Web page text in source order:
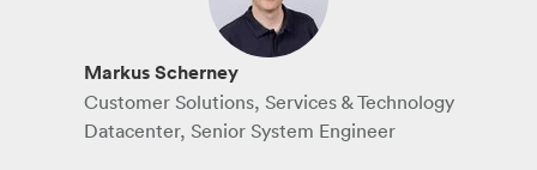
Markus Scherney
Customer Solutions, Services & Technology
Datacenter, Senior System Engineer